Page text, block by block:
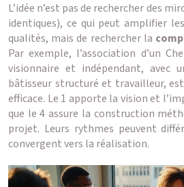
L’idée n’est pas de rechercher des
identiques), ce qui peut amplifier
qualités, mais de rechercher la
Par exemple, l’association d’un
visionnaire et indépendant, avec
bâtisseur structuré et travailleur,
efficace. Le 1 apporte la vision et
que le 4 assure la construction
projet. Leurs rythmes peuvent
convergent vers la réalisation.